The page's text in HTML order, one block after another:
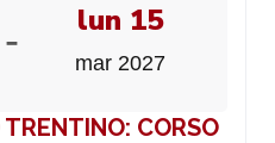
- lun 15
mar 2027
CORSO